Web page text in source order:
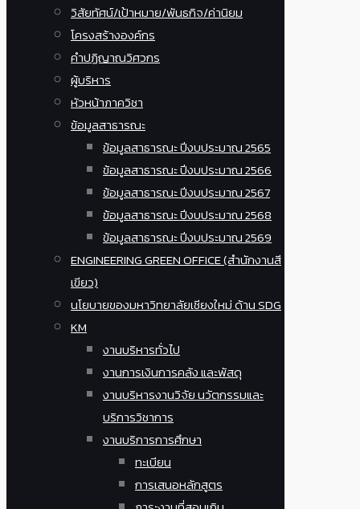
วิสัยทัศน์/เป้าหมาย/พันธกิจ/ค่านิยม
โครงสร้างองค์กร
คำปฏิญาณวิศวกร
ผู้บริหาร
หัวหน้าภาควิชา
ข้อมูลสาธารณะ
ข้อมูลสาธารณะ ปีงบประมาณ 2565
ข้อมูลสาธารณะ ปีงบประมาณ 2566
ข้อมูลสาธารณะ ปีงบประมาณ 2567
ข้อมูลสาธารณะ ปีงบประมาณ 2568
ข้อมูลสาธารณะ ปีงบประมาณ 2569
ENGINEERING GREEN OFFICE (สำนักงานสี
เขียว)
นโยบายของมหาวิทยาลัยเชียงใหม่ ด้าน SDG
KM
งานบริหารทั่วไป
งานการเงินการคลัง และพัสดุ
งานบริหารงานวิจัย นวัตกรรมและ
บริการวิชาการ
งานบริการการศึกษา
ทะเบียน
การเสนอหลักสูตร